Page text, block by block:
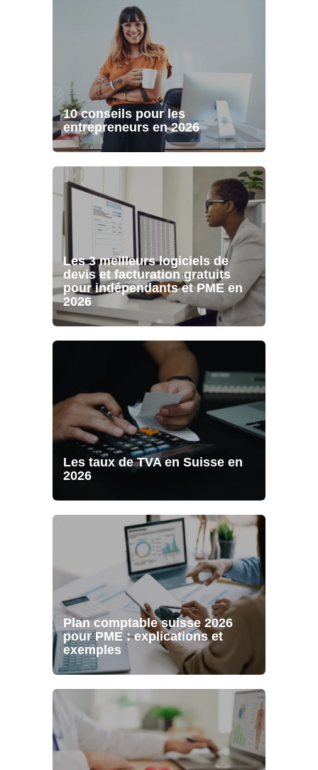
10 conseils pour les
entrepreneurs en 2026
Les 3 meilleurs logiciels de
devis et facturation gratuits
pour indépendants et PME en
2026
Les taux de TVA en Suisse en
2026
Plan comptable suisse 2026
pour PME : explications et
exemples